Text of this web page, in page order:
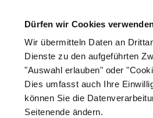
Dürfen wir Cookies
Wir übermitteln Daten an
Dienste zu den aufgeführten
"Auswahl erlauben" oder
Dies umfasst auch Ihre
können Sie die
Seitenende ändern.
Symptome Therapie